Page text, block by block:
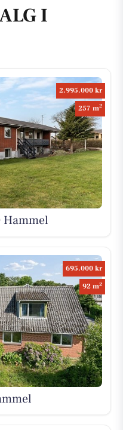
I
2.995.000 kr
257 m2
Hammel
695.000 kr
92 m2